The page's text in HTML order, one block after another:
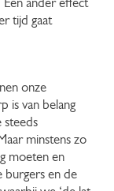
ander effect
tijd gaat
onze
is van belang
steeds
minstens zo
moeten en
burgers en de